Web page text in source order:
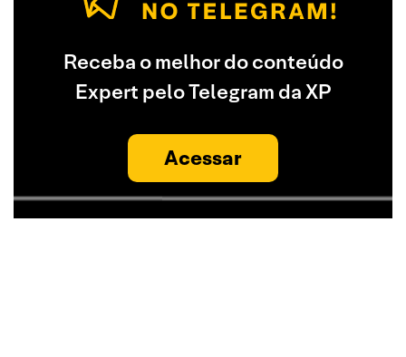
Receba o melhor do conteúdo
Expert pelo Telegram da XP
Acessar